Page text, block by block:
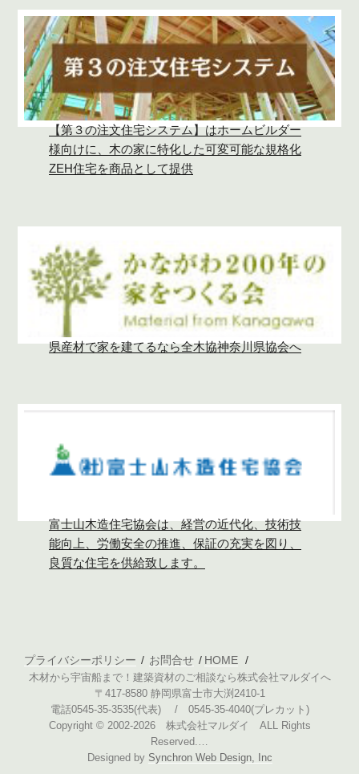
【第３の注文住宅システム】はホームビルダー
様向けに、木の家に特化した可変可能な規格化
ZEH住宅を商品として提供
県産材で家を建てるなら全木協神奈川県協会へ
富士山木造住宅協会は、経営の近代化、技術技
能向上、労働安全の推進、保証の充実を図り、
良質な住宅を供給致します。
プライバシーポリシー お問合せ HOME
木材から宇宙船まで！建築資材のご相談なら株式会社マルダイへ
〒417-8580 静岡県富士市大渕2410-1
電話0545-35-3535(代表) / 0545-35-4040(プレカット)
Copyright © 2002-2026 株式会社マルダイ ALL Rights
Reserved.…
Designed by Synchron Web Design, Inc